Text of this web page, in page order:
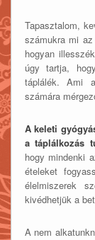
Tapasztalom,
számukra mi
hogyan
úgy tartja,
táplálék. Ami
számára
A keleti
a táplálkozás
hogy mindenki
ételeket
élelmiszerek
kivédhetjük a
A nem